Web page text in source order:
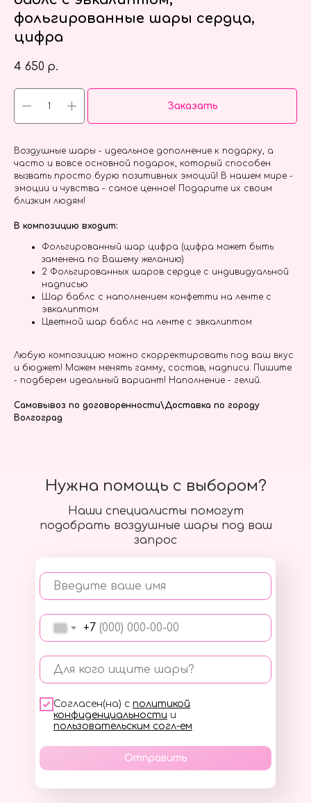
фольгированные шары сердца,
цифра
4 650 р.
Заказать
Воздушные шары - идеальное дополнение к подарку, а
часто и вовсе основной подарок, который способен
вызвать просто бурю позитивных эмоций! В нашем мире -
эмоции и чувства - самое ценное! Подарите их своим
близким людям!
В композицию входит:
Фольгированный шар цифра (цифра может быть
заменена по Вашему желанию)
2 Фольгированных шаров сердце с индивидуальной
надписью
Шар баблс с наполнением конфетти на ленте с
эвкалиптом
Цветной шар баблс на ленте с эвкалиптом
Любую композицию можно скорректировать под ваш вкус
и бюджет! Можем менять гамму, состав, надписи. Пишите
- подберем идеальный вариант! Наполнение - гелий.
Самовывоз по договоренности\Доставка по городу
Волгоград
Наши специалисты помогут
подобрать воздушные шары под ваш
запрос
Введите ваше имя
+7
Для кого ищите шары?
Согласен(на) с политикой
конфиденциальности и
пользовательским согл-ем
Отправить
Нужна помощь с выбором?